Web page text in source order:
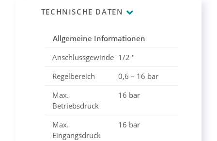
TECHNISCHE DATEN
Allgemeine Informationen
Anschlussgewinde 1/2 "
Regelbereich
0,6 – 16 bar
Max.
Betriebsdruck
16 bar
Max.
Eingangsdruck
16 bar